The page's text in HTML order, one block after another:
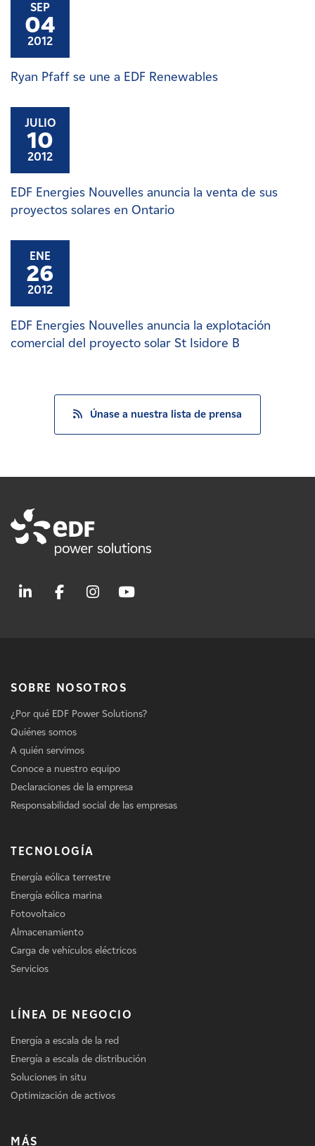
SEP
04
2012
Ryan Pfaff se une a EDF Renewables
JULIO
10
2012
EDF Energies Nouvelles anuncia la venta de sus
proyectos solares en Ontario
ENE
26
2012
EDF Energies Nouvelles anuncia la explotación
comercial del proyecto solar St Isidore B
Únase a nuestra lista de prensa
SOBRE NOSOTROS
¿Por qué EDF Power Solutions?
Quiénes somos
A quién servimos
Conoce a nuestro equipo
Declaraciones de la empresa
Responsabilidad social de las empresas
TECNOLOGÍA
Energía eólica terrestre
Energía eólica marina
Fotovoltaico
Almacenamiento
Carga de vehículos eléctricos
Servicios
LÍNEA DE NEGOCIO
Energía a escala de la red
Energía a escala de distribución
Soluciones in situ
Optimización de activos
MÁS